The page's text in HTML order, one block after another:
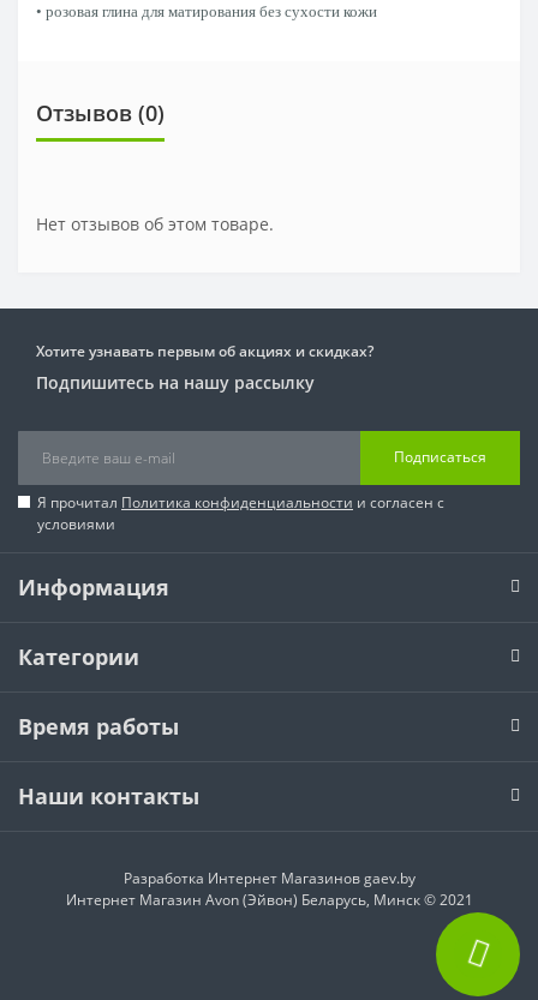
• розовая глина для матирования без сухости кожи
Отзывов (0)
Нет отзывов об этом товаре.
Хотите узнавать первым об акциях и скидках?
Подпишитесь на нашу рассылку
Подписаться
Я прочитал Политика конфиденциальности и согласен с
условиями
Информация
Категории
Время работы
Наши контакты
Разработка Интернет Магазиновgaev.by
Интернет Магазин Avon (Эйвон) Беларусь, Минск © 2021